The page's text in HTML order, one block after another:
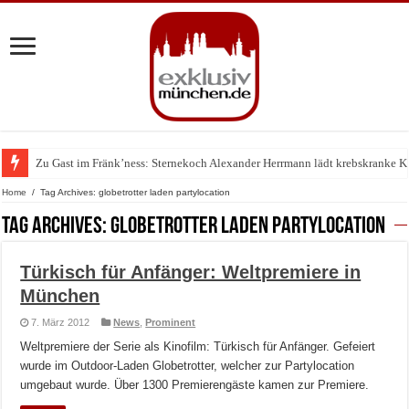
Zu Gast im Fränk’ness: Sternekoch Alexander Herrmann lädt krebskranke
Warum München gerade zum Treffpunkt der Lingerie-Branche wurde
Home / Tag Archives: globetrotter laden partylocation
Tag Archives:globetrotter laden partylocation
Türkisch für Anfänger: Weltpremiere in
München
7. März 2012 News ,Prominent
Weltpremiere der Serie als Kinofilm: Türkisch für Anfänger. Gefeiert
wurde im Outdoor-Laden Globetrotter, welcher zur Partylocation
umgebaut wurde. Über 1300 Premierengäste kamen zur Premiere.